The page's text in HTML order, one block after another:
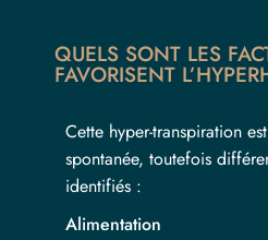
QUELS SONT LES
FAVORISENT
Cette hyper-transpiration
spontanée, toutefois
identifiés :
Alimentation